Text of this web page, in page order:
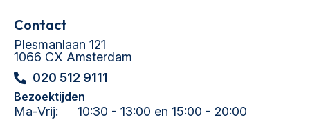
Contact
Plesmanlaan 121
1066 CX Amsterdam
020 512 9111
Bezoektijden
Ma-Vrij:
10:30 - 13:00 en 15:00 - 20:00